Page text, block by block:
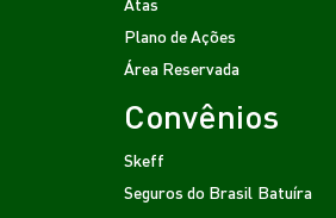
Plano de Ações
Área Reservada
Convênios
Skeff
Seguros do Brasil Batuíra